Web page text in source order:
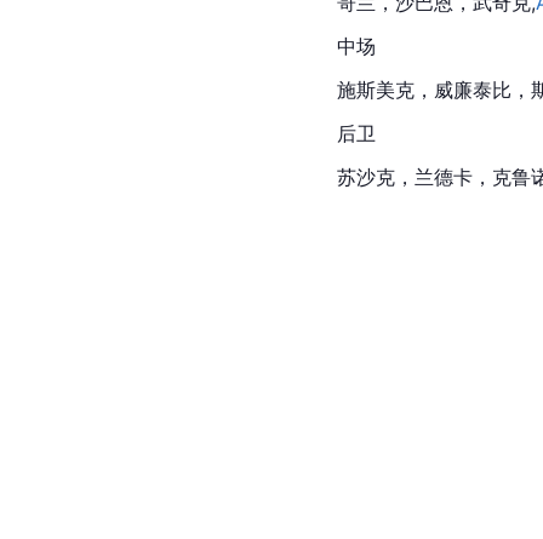
中场
施斯美克， 威廉泰比 ，
后卫
苏沙克 ，兰德卡， 克鲁